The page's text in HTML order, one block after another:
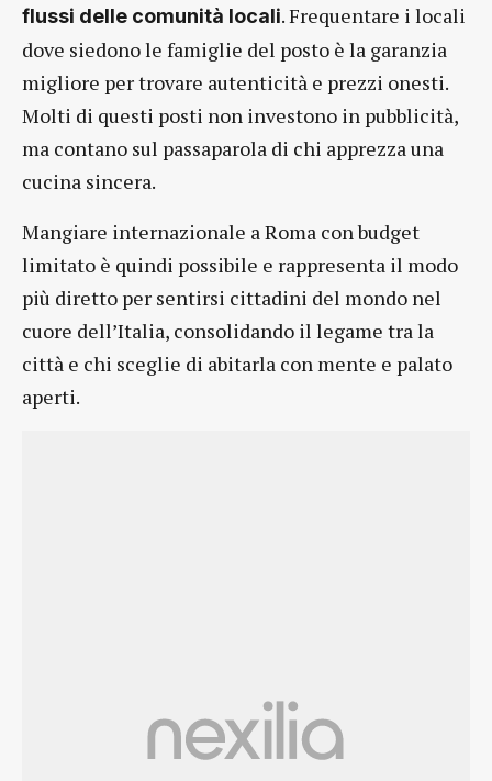
flussi delle comunità locali. Frequentare i locali
dove siedono le famiglie del posto è la garanzia
migliore per trovare autenticità e prezzi onesti.
Molti di questi posti non investono in pubblicità,
ma contano sul passaparola di chi apprezza una
cucina sincera.
Mangiare internazionale a Roma con budget
limitato è quindi possibile e rappresenta il modo
più diretto per sentirsi cittadini del mondo nel
cuore dell’Italia, consolidando il legame tra la
città e chi sceglie di abitarla con mente e palato
aperti.